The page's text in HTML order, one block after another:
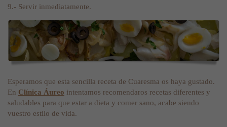
9.- Servir inmediatamente.
Esperamos que esta sencilla receta de Cuaresma os haya gustado.
En Clínica Áureo intentamos recomendaros recetas diferentes y
saludables para que estar a dieta y comer sano, acabe siendo
vuestro estilo de vida.